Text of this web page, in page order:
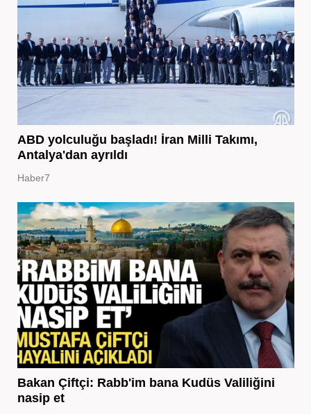
ABD yolculuğu başladı! İran Milli Takımı,
Antalya'dan ayrıldı
Haber7
Bakan Çiftçi: Rabb'im bana Kudüs Valiliğini
nasip et